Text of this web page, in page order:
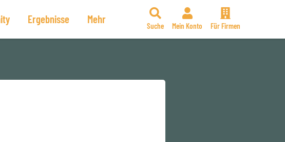
Ergebnisse Mehr
Suche Mein Konto Für Firmen